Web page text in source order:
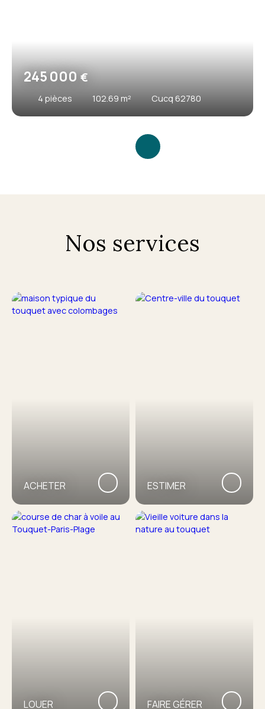
245 000€
4 pièces 102.69 m² Cucq 62780
Nos services
ACHETER ESTIMER
LOUER FAIRE GÉRER